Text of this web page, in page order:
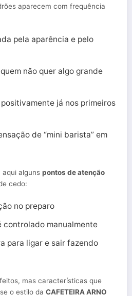
aparecem com frequência
pela aparência e pelo
não quer algo grande
já nos primeiros
de “mini barista” em
aqui alguns pontos de atenção
cedo:
no preparo
controlado manualmente
para ligar e sair fazendo
mas características que
o estilo da CAFETEIRA ARNO